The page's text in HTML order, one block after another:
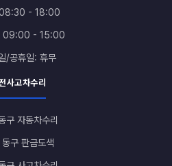
- 18:00
09:00 - 15:00
/공휴일: 휴무
사고차수리
구 자동차수리
동구 판금도색